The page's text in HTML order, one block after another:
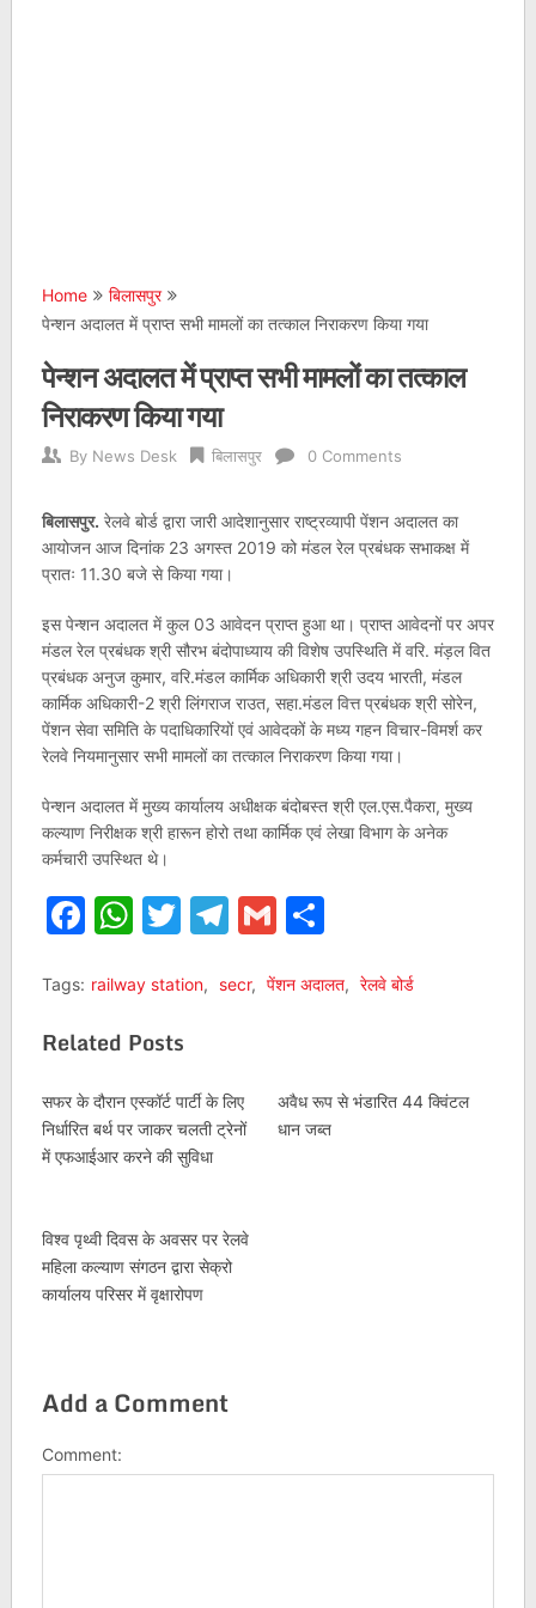
Home
बिलासपुर
पेन्शन अदालत में प्राप्त सभी मामलों का तत्काल निराकरण किया गया
पेन्शन अदालत में प्राप्त सभी मामलों का तत्काल
निराकरण किया गया
By News Desk बिलासपुर 0 Comments
बिलासपुर. रेलवे बोर्ड द्वारा जारी आदेशानुसार राष्ट्रव्यापी पेंशन अदालत का
आयोजन आज दिनांक 23 अगस्त 2019 को मंडल रेल प्रबंधक सभाकक्ष में
प्रातः 11.30 बजे से किया गया।
इस पेन्शन अदालत में कुल 03 आवेदन प्राप्त हुआ था। प्राप्त आवेदनों पर अपर
मंडल रेल प्रबंधक श्री सौरभ बंदोपाध्याय की विशेष उपस्थिति में वरि. मंड़ल वित
प्रबंधक अनुज कुमार, वरि.मंडल कार्मिक अधिकारी श्री उदय भारती, मंडल
कार्मिक अधिकारी-2 श्री लिंगराज राउत, सहा.मंडल वित्त प्रबंधक श्री सोरेन,
पेंशन सेवा समिति के पदाधिकारियों एवं आवेदकों के मध्य गहन विचार-विमर्श कर
रेलवे नियमानुसार सभी मामलों का तत्काल निराकरण किया गया।
पेन्शन अदालत में मुख्य कार्यालय अधीक्षक बंदोबस्त श्री एल.एस.पैकरा, मुख्य
कल्याण निरीक्षक श्री हारून होरो तथा कार्मिक एवं लेखा विभाग के अनेक
कर्मचारी उपस्थित थे।
Facebook
WhatsApp
Twitter
Telegram
GmailShare
Tags: railway station, secr, पेंशन अदालत, रेलवे बोर्ड
Related Posts
सफर के दौरान एस्कॉर्ट पार्टी के लिए
निर्धारित बर्थ पर जाकर चलती ट्रेनों
में एफआईआर करने की सुविधा
अवैध रूप से भंडारित 44 क्विंटल
धान जब्त
विश्व पृथ्वी दिवस के अवसर पर रेलवे
महिला कल्याण संगठन द्वारा सेक्रो
कार्यालय परिसर में वृक्षारोपण
Add a Comment
Comment: